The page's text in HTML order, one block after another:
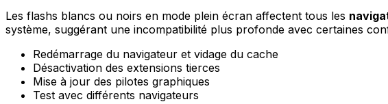
Les flashs blancs ou noirs en mode plein écran affectent tous les
système, suggérant une incompatibilité plus profonde avec certaines
Redémarrage du navigateur et vidage du cache
Désactivation des extensions tierces
Mise à jour des pilotes graphiques
Test avec différents navigateurs